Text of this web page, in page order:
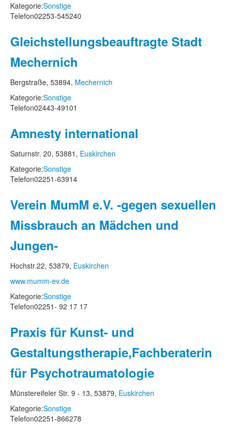
Kategorie:Sonstige
Telefon02253-545240
Gleichstellungsbeauftragte Stadt
Mechernich
Bergstraße, 53894, Mechernich
Kategorie:Sonstige
Telefon02443-49101
Amnesty international
Saturnstr. 20, 53881, Euskirchen
Kategorie:Sonstige
Telefon02251-63914
Verein MumM e.V. -gegen sexuellen
Missbrauch an Mädchen und
Jungen-
Hochstr.22, 53879, Euskirchen
www.mumm-ev.de
Kategorie:Sonstige
Telefon02251- 92 17 17
Praxis für Kunst- und
Gestaltungstherapie,Fachberaterin
für Psychotraumatologie
Münstereifeler Str. 9 - 13, 53879, Euskirchen
Kategorie:Sonstige
Telefon02251-866278